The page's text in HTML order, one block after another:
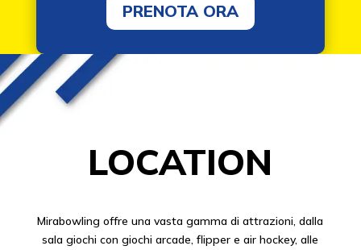
PRENOTA ORA
LOCATION
Mirabowling offre una vasta gamma di attrazioni, dalla
sala giochi con giochi arcade, flipper e air hockey, alle